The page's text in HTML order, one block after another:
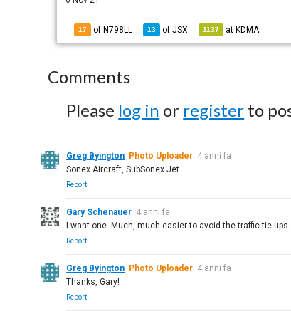
17 of N798LL 13 ofJSX 1137 at KDMA
Comments
Please log in or register to
Greg Byington Photo Uploader 4 anni fa
Sonex Aircraft, SubSonex Jet
Report
Gary Schenauer 4 anni fa
I want one. Much, much easier to avoid the traffic tie-ups
Report
Greg Byington Photo Uploader 4 anni fa
Thanks, Gary!
Report